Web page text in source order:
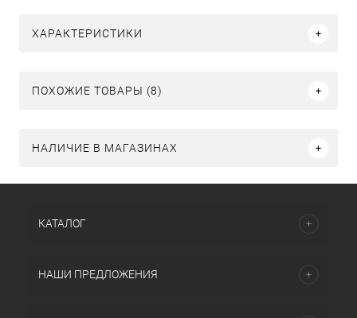
ХАРАКТЕРИСТИКИ
ПОХОЖИЕ ТОВАРЫ (8)
НАЛИЧИЕ В МАГАЗИНАХ
КАТАЛОГ
НАШИ ПРЕДЛОЖЕНИЯ